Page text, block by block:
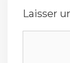
Laisser